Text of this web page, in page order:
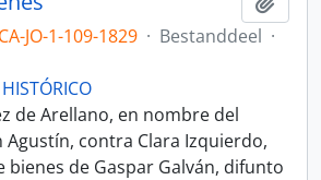
JO-1-109-1829 · Bestanddeel ·
de Arellano, en nombre del
Agustín, contra Clara Izquierdo,
bienes de Gaspar Galván, difunto